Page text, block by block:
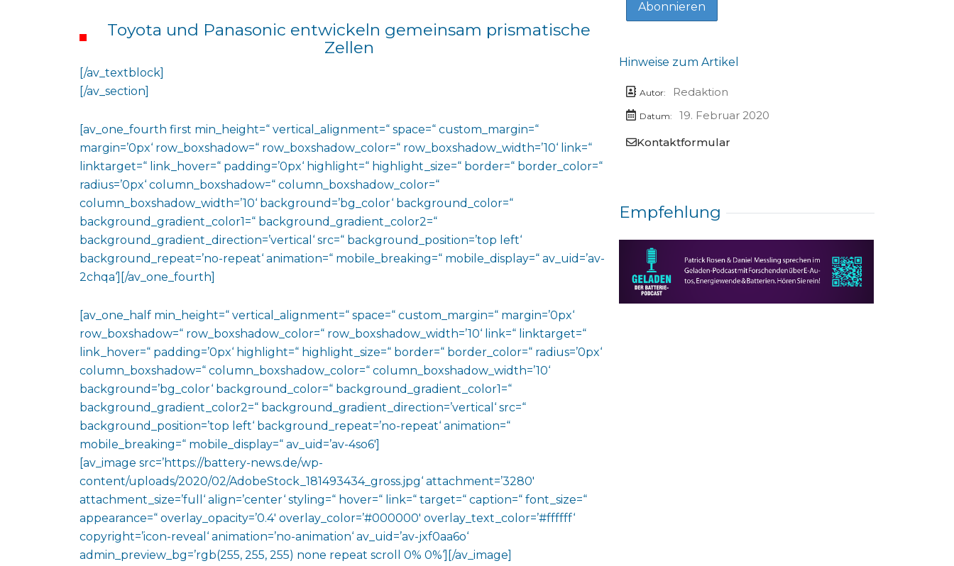
Toyota und Panasonic entwickeln gemeinsam prismatische
Zellen
[/av_textblock]
[/av_section]
[av_one_fourth first min_height=“ vertical_alignment=“ space=“ custom_margin=“
margin=’0px‘ row_boxshadow=“ row_boxshadow_color=“ row_boxshadow_width=’10‘ link=“
linktarget=“ link_hover=“ padding=’0px‘ highlight=“ highlight_size=“ border=“ border_color=“
radius=’0px‘ column_boxshadow=“ column_boxshadow_color=“
column_boxshadow_width=’10‘ background=’bg_color‘ background_color=“
background_gradient_color1=“ background_gradient_color2=“
background_gradient_direction=’vertical‘ src=“ background_position=’top left‘
background_repeat=’no-repeat‘ animation=“ mobile_breaking=“ mobile_display=“ av_uid=’av-
2chqa‘][/av_one_fourth]
[av_one_half min_height=“ vertical_alignment=“ space=“ custom_margin=“ margin=’0px‘
row_boxshadow=“ row_boxshadow_color=“ row_boxshadow_width=’10‘ link=“ linktarget=“
link_hover=“ padding=’0px‘ highlight=“ highlight_size=“ border=“ border_color=“ radius=’0px‘
column_boxshadow=“ column_boxshadow_color=“ column_boxshadow_width=’10‘
background=’bg_color‘ background_color=“ background_gradient_color1=“
background_gradient_color2=“ background_gradient_direction=’vertical‘ src=“
background_position=’top left‘ background_repeat=’no-repeat‘ animation=“
mobile_breaking=“ mobile_display=“ av_uid=’av-4so6′]
[av_image src=’https://battery-news.de/wp-
content/uploads/2020/02/AdobeStock_181493434_gross.jpg‘ attachment=’3280′
attachment_size=’full‘ align=’center‘ styling=“ hover=“ link=“ target=“ caption=“ font_size=“
appearance=“ overlay_opacity=’0.4′ overlay_color=’#000000′ overlay_text_color=’#ffffff‘
copyright=’icon-reveal‘ animation=’no-animation‘ av_uid=’av-jxf0aa6o‘
admin_preview_bg=’rgb(255, 255, 255) none repeat scroll 0% 0%‘][/av_image]
Hinweise zum Artikel
Autor: Redaktion
Datum:
19. Februar 2020
Kontaktformular
Empfehlung